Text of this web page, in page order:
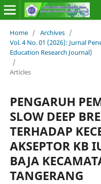
Home / Archives /
Vol. 4 No. 01 (2026): Jurnal
Education Research Journal)
/
Articles
PENGARUH
SLOW DEEP
TERHADAP
AKSEPTOR KB
BAJA
TANGERANG